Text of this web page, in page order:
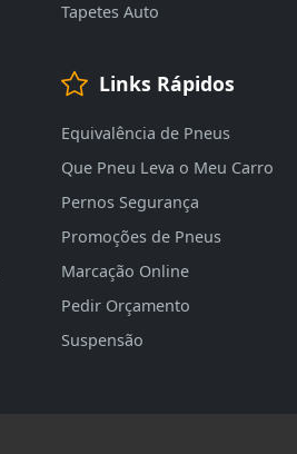
Tapetes Auto
Links Rápidos
Equivalência de Pneus
Que Pneu Leva o Meu Carro
Pernos Segurança
Promoções de Pneus
Marcação Online
Pedir Orçamento
Suspensão